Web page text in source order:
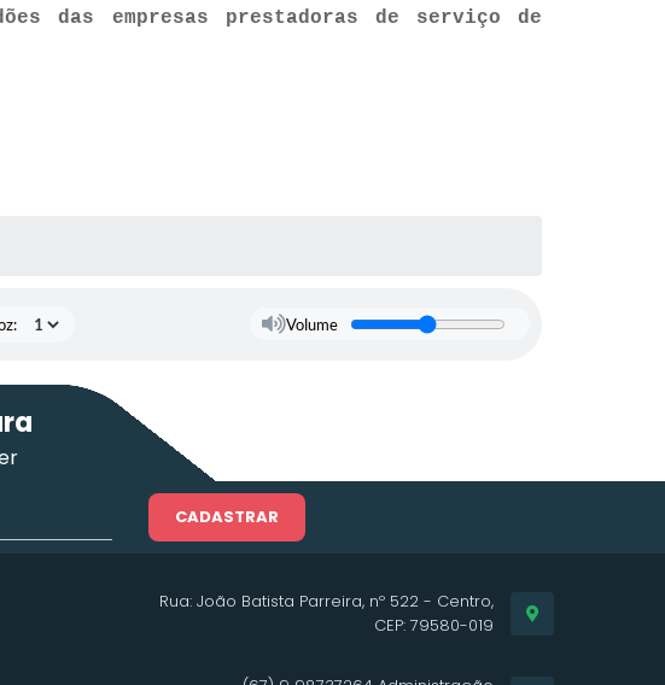
das empresas prestadoras de serviço de
Volume
CADASTRAR
Rua: João Batista Parreira, nº 522 - Centro,
CEP: 79580-019